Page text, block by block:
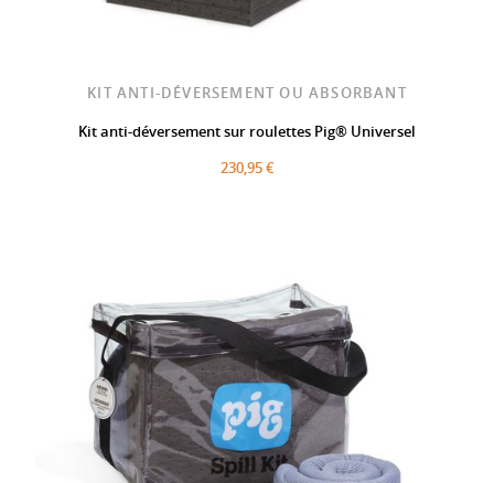
KIT ANTI-DÉVERSEMENT OU ABSORBANT
Kit anti-déversement sur roulettes Pig® Universel
230,95 €